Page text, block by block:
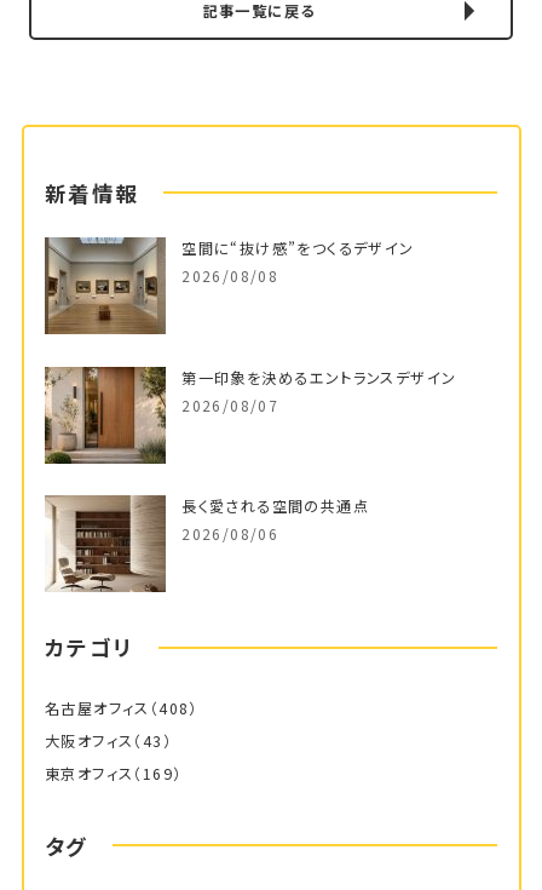
記事一覧に戻る
新着情報
空間に“抜け感”をつくるデザイン
2026/08/08
第一印象を決めるエントランスデザイン
2026/08/07
長く愛される空間の共通点
2026/08/06
カテゴリ
名古屋オフィス （408）
大阪オフィス （43）
東京オフィス （169）
タグ